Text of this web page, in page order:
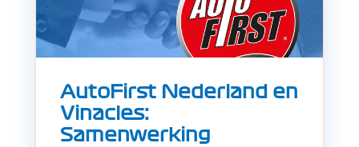
AutoFirst Nederland en
Vinacles:
Samenwerking